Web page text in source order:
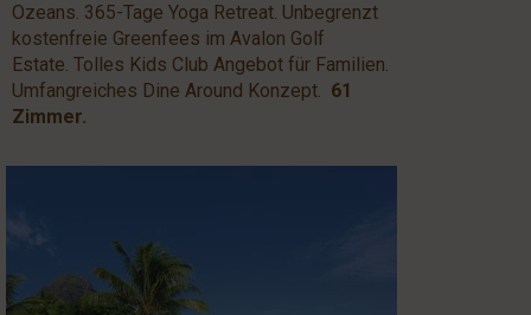
Ozeans. 365-Tage Yoga Retreat. Unbegrenzt
kostenfreie Greenfees im Avalon Golf
Estate. Tolles Kids Club Angebot für Familien.
Umfangreiches Dine Around Konzept. 61
Zimmer.